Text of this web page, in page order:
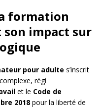
formation
impact sur
pour adulte s’inscrit
régi
et le Code de
2018 pour la liberté de